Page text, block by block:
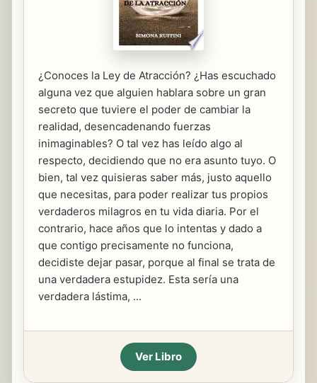
¿Conoces la Ley de Atracción? ¿Has escuchado
alguna vez que alguien hablara sobre un gran
secreto que tuviere el poder de cambiar la
realidad, desencadenando fuerzas
inimaginables? O tal vez has leído algo al
respecto, decidiendo que no era asunto tuyo. O
bien, tal vez quisieras saber más, justo aquello
que necesitas, para poder realizar tus propios
verdaderos milagros en tu vida diaria. Por el
contrario, hace años que lo intentas y dado a
que contigo precisamente no funciona,
decidiste dejar pasar, porque al final se trata de
una verdadera estupidez. Esta sería una
verdadera lástima, ...
Ver Libro